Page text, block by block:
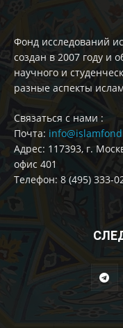
Фонд исследований
создан в 2007 году и
научного и
разные аспекты
Cвязаться с нами :
Почта:
Адрес: 117393, г.
офис 401
Телефон: 8 (495) 333-